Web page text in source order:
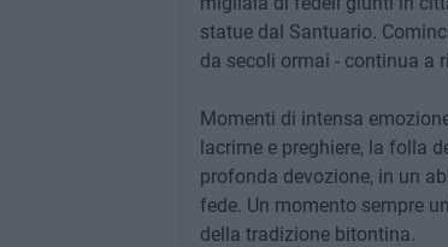
statue dal Santuario.
da secoli ormai - continua a
Momenti di intensa
lacrime e preghiere, la folla
profonda devozione, in un
fede. Un momento sempre
della tradizione bitontina.